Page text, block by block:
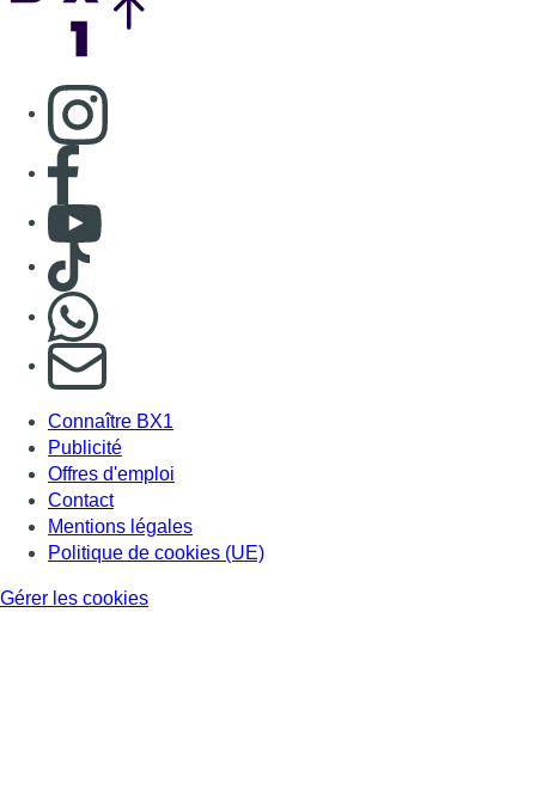
Consulter page Instagram
Consulter page Facebook
Consulter Youtube
Consulter TikTok
S'abonner à notre newsletter
Connaître BX1
Publicité
Offres d'emploi
Contact
Mentions légales
Politique de cookies (UE)
Gérer les cookies